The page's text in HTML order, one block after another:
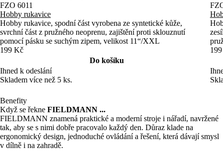
FZO 6011
Hobby rukavice
Hobby rukavice, spodní část vyrobena ze syntetické kůže,
svrchní část z pružného neoprenu, zajištění proti sklouznutí
pomocí pásku se suchým zipem, velikost 11“/XXL
199 Kč
Do košíku
Ihned k odeslání
Skladem více než 5 ks.
Benefity
Když se řekne FIELDMANN ...
FIELDMANN znamená praktické a moderní stroje i nářadí, navržené
tak, aby se s nimi dobře pracovalo každý den. Důraz klade na
ergonomický design, jednoduché ovládání a řešení, která dávají smysl
v dílně i na zahradě.